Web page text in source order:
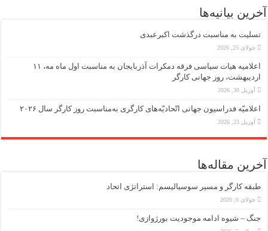
آخرین بیانیه‌ها
تسلیت به مناسبت درگذشت اکبرعبدی
جولای 25, 2026
اعلامیه هیات سیاسی فرقه دمکرات آذربایجان به مناسبت اول ماه مه، ۱۱
اردیبهشت، روز جهانی کارگر
آوریل 30, 2026
اعلامیّه فدراسیون جهانی اتّحادیّه‌های کارگری به‌مناسبت روز کارگر سال ۲۰۲۶
آوریل 23, 2026
آخرین مقاله‌ها
طبقه کارگر و مسیر سوسیالیسم: استراتژی اتحاد
جولای 6, 2026
جنگ – شیوه ادامه موجودیت بورژوازی!